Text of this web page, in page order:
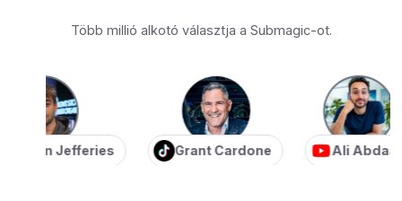
Több millió alkotó választja a Submagic-ot.
Jefferies Grant Cardone Ali Abdaal